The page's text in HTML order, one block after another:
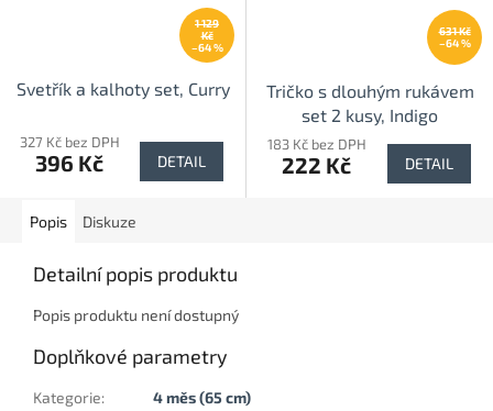
1 129
Kč
–64 %
Svetřík a kalhoty set, Curry
327 Kč bez DPH
396 Kč DETAIL
631 Kč
–64 %
Tričko s dlouhým rukávem
set 2 kusy, Indigo
183 Kč bez DPH
222 Kč DETAIL
Popis Diskuze
Detailní popis produktu
Popis produktu není dostupný
Doplňkové parametry
Kategorie:
4 měs (65 cm)